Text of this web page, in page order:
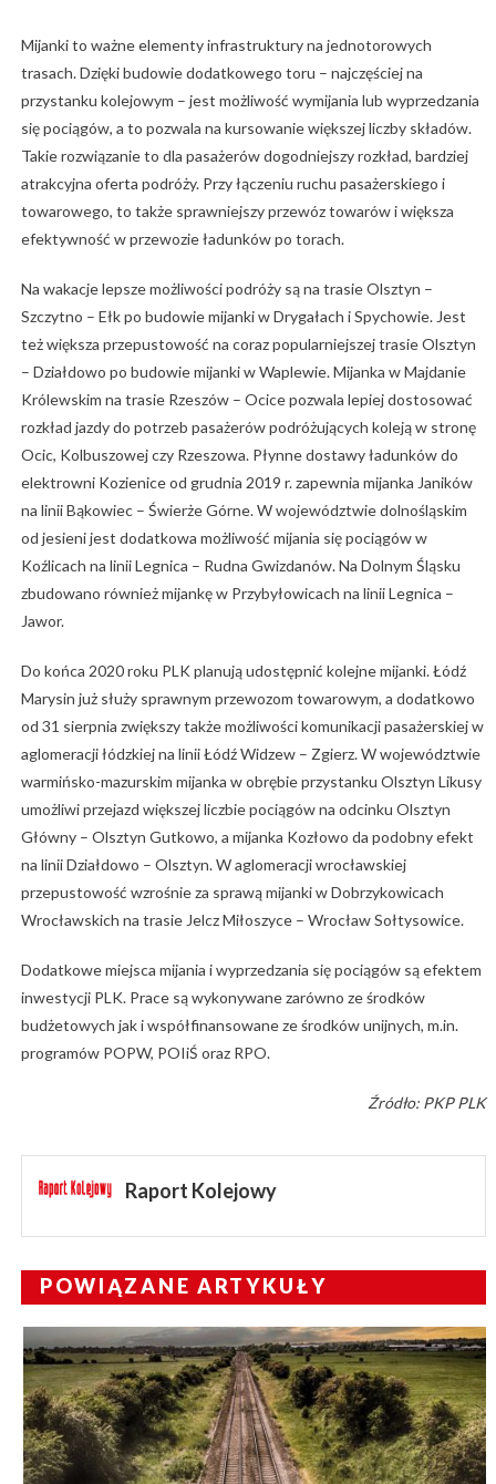
Mijanki to ważne elementy infrastruktury na jednotorowych
trasach. Dzięki budowie dodatkowego toru – najczęściej na
przystanku kolejowym – jest możliwość wymijania lub wyprzedzania
się pociągów, a to pozwala na kursowanie większej liczby składów.
Takie rozwiązanie to dla pasażerów dogodniejszy rozkład, bardziej
atrakcyjna oferta podróży. Przy łączeniu ruchu pasażerskiego i
towarowego, to także sprawniejszy przewóz towarów i większa
efektywność w przewozie ładunków po torach.
Na wakacje lepsze możliwości podróży są na trasie Olsztyn –
Szczytno – Ełk po budowie mijanki w Drygałach i Spychowie. Jest
też większa przepustowość na coraz popularniejszej trasie Olsztyn
– Działdowo po budowie mijanki w Waplewie. Mijanka w Majdanie
Królewskim na trasie Rzeszów – Ocice pozwala lepiej dostosować
rozkład jazdy do potrzeb pasażerów podróżujących koleją w stronę
Ocic, Kolbuszowej czy Rzeszowa. Płynne dostawy ładunków do
elektrowni Kozienice od grudnia 2019 r. zapewnia mijanka Janików
na linii Bąkowiec – Świerże Górne. W województwie dolnośląskim
od jesieni jest dodatkowa możliwość mijania się pociągów w
Koźlicach na linii Legnica – Rudna Gwizdanów. Na Dolnym Śląsku
zbudowano również mijankę w Przybyłowicach na linii Legnica –
Jawor.
Do końca 2020 roku PLK planują udostępnić kolejne mijanki. Łódź
Marysin już służy sprawnym przewozom towarowym, a dodatkowo
od 31 sierpnia zwiększy także możliwości komunikacji pasażerskiej w
aglomeracji łódzkiej na linii Łódź Widzew – Zgierz. W województwie
warmińsko-mazurskim mijanka w obrębie przystanku Olsztyn Likusy
umożliwi przejazd większej liczbie pociągów na odcinku Olsztyn
Główny – Olsztyn Gutkowo, a mijanka Kozłowo da podobny efekt
na linii Działdowo – Olsztyn. W aglomeracji wrocławskiej
przepustowość wzrośnie za sprawą mijanki w Dobrzykowicach
Wrocławskich na trasie Jelcz Miłoszyce – Wrocław Sołtysowice.
Dodatkowe miejsca mijania i wyprzedzania się pociągów są efektem
inwestycji PLK. Prace są wykonywane zarówno ze środków
budżetowych jak i współfinansowane ze środków unijnych, m.in.
programów POPW, POIiŚ oraz RPO.
Źródło: PKP PLK
Raport Kolejowy
POWIĄZANE ARTYKUŁY